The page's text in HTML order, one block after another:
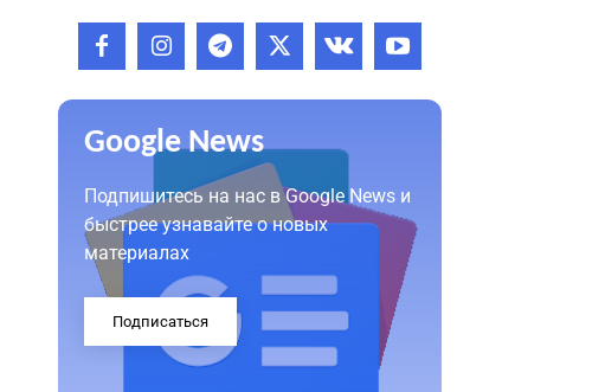
Google News
Подпишитесь на нас в Google News и
быстрее узнавайте о новых
материалах
Подписаться